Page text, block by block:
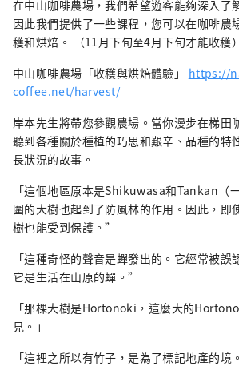
在中山咖啡農場，我們希望遊客能夠深入了
因此我們提供了一些課程，您可以在咖啡農
穫和烘焙。 （11月下旬至4月下旬才能收穫）
中山咖啡農場「收穫與烘焙體驗」 https://
coffee.net/harvest/
岸本先生將帶您參觀農場。當你漫步在梯田
聽到各種關於種植的巧思和艱辛、品種的特
長狀況的故事。
「這個地區原本是Shikuwasa和Tankan（
圍的大樹也起到了防風林的作用。因此，即
樹也能受到保護。”
「這種奇怪的聲音是蟬發出的。它經常被誤
它是生活在山原的蟬。”
「那棵大樹是Hortonoki，這麼大的
見。」
「這裡之所以有竹子，是為了標記地產的境